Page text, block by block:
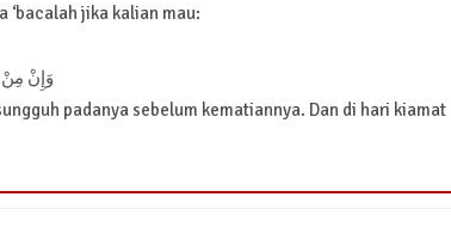
‘bacalah jika kalian mau:
وَإِنْ مِنْ
padanya sebelum kematiannya. Dan di hari kiamat